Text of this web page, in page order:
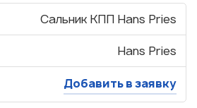
Сальник КПП Hans Pries
Hans Pries
Добавить в заявку